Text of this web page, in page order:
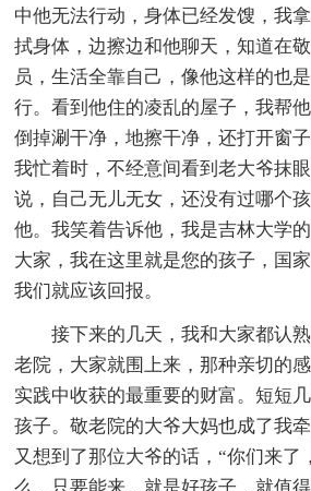
中他无法行动，身体已经发馊，我
拭身体，边擦边和他聊天，知道在
员，生活全靠自己，像他这样的也
行。看到他住的凌乱的屋子，我帮
倒掉涮干净，地擦干净，还打开窗
我忙着时，不经意间看到老大爷抹
说，自己无儿无女，还没有过哪个
他。我笑着告诉他，我是吉林大学
大家，我在这里就是您的孩子，国
我们就应该回报。
接下来的几天，我和大家都认
老院，大家就围上来，那种亲切的
实践中收获的最重要的财富。短短
孩子。敬老院的大爷大妈也成了我
又想到了那位大爷的话，“你们来了
么，只要能来，就是好孩子，就值